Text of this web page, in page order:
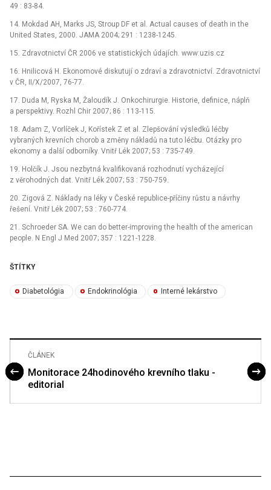
49 : 83-84.
14. Mokdad AH, Marks JS, Stroup DF et al. Actual causes of death in the
United States, 2000. JAMA 2004; 291 : 1238-1245.
15. Zdravotnictví ČR 2006 ve statistických údajích. www:uzis.cz
16. Hnilicová H. Ekonomové diskutují o zdraví a zdravotnictví. Zdravotnictví
v ČR, II/X/2007, 76-77.
17. Duda M, Ryska M, Žaloudík J. Onkochirurgie. Historie, definice, náplň
a perspektivy. Rozhl Chir 2007; 86 : 113-115.
18. Adam Z, Vorlíček J, Kořístek Z et al. Zlepšování výsledků léčby
vybraných krevních chorob a změny nákladů na tuto léčbu. Otázky pro
ekonomy a další odborníky. Vnitř Lék 2007; 53 : 735-749.
19. Holčík J. Jsou nezbytná kvalifikovaná rozhodnutí vycházející
z věrohodných dat. Vnitř Lék 2007; 53 : 750-759.
20. Zigová Z. Náklady na léky v České republice-příčiny růstu a návrhy
řešení. Vnitř Lék 2007; 53 : 760-774.
21. Schroeder SA. We can do better-improving the health of the american
people. N Engl J Med 2007; 357 : 1221-1228.
ŠTÍTKY
Diabetológia Endokrinológia Interné lekárstvo
ČLÁNEK
Monitorace 24hodinového krevního tlaku -
editorial